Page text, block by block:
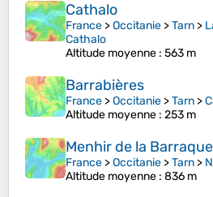
Cathalo
France >Occitanie >Tarn >
Cathalo
Altitude moyenne : 563 m
Barrabières
France >Occitanie >Tarn >
Altitude moyenne : 253 m
Menhir de la Barraque
France >Occitanie >Tarn >
Altitude moyenne : 836 m